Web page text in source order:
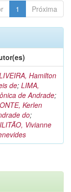
1 Próxima
Hamilton
de; LIMA,
de Andrade;
Kerlen
do;
Vivianne